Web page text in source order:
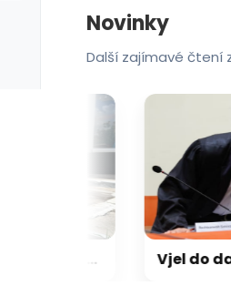
Novinky
Další zajímavé čtení